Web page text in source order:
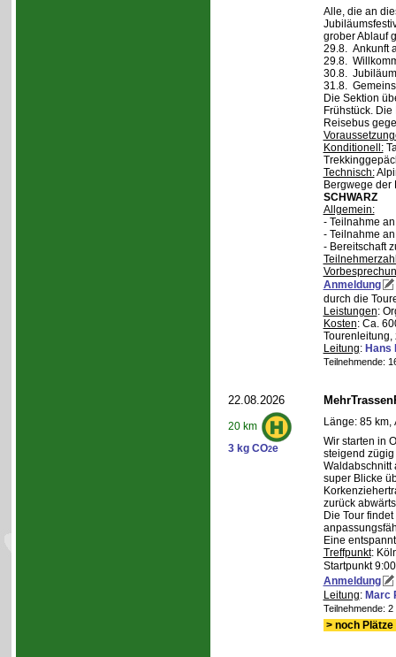
Alle, die an
grober Ablauf
29.8. Ankunft
29.8.
30.8.
31.8.
Die Sektion
Frühstück.
Reisebus
Konditionell:
Technisch:
Bergwege
SCHWARZ
Allgemein:
- Teilnahme
- Teilnahme
- Bereitschaft
Anmeldung
durch die
Leistungen:
Kosten: Ca.
Tourenleitung,
Leitung: Hans
Teilnehmende:
22.08.2026
20 km
3 kg CO2e
Länge: 85 km,
Wir starten in
steigend
Waldabschnitt
super Blicke
zurück
Die Tour
Eine
Treffpunkt:
Startpunkt
Anmeldung
Leitung: Marc
Teilnehmende:
> noch